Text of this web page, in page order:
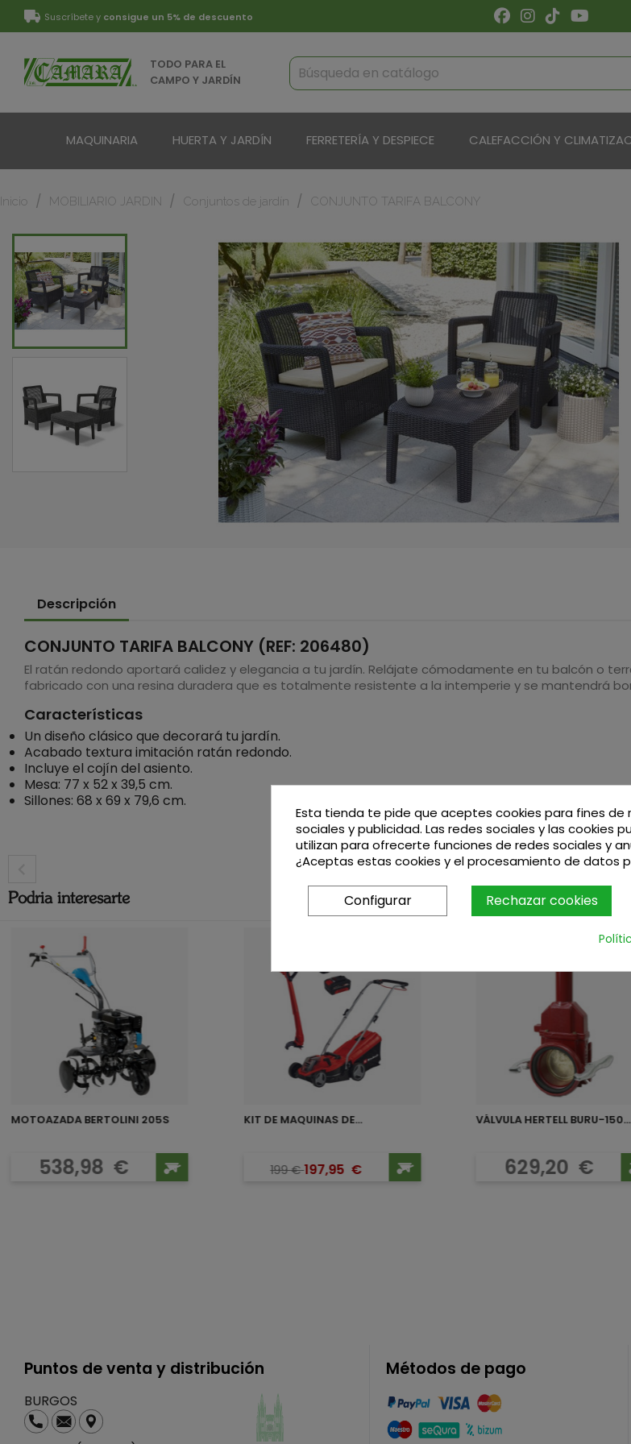
Suscríbete y consigue un 5% de descuento
TODO PARA EL
CAMPO Y JARDÍN
MAQUINARIA HUERTA Y JARDÍN FERRETERÍA Y DESPIECE CALEFACCIÓN Y
Inicio MOBILIARIO JARDIN Conjuntos de jardín CONJUNTO TARIFA BALCONY
Descripción
CONJUNTO TARIFA BALCONY (REF: 206480)
El ratán redondo aportará calidez y elegancia a tu jardín. Relájate cómodamente en tu balcón o
fabricado con una resina duradera que es totalmente resistente a la intemperie y se mantendrá
Características
Un diseño clásico que decorará tu jardín.
Acabado textura imitación ratán redondo.
Incluye el cojín del asiento.
Mesa: 77 x 52 x 39,5 cm.
Sillones: 68 x 69 x 79,6 cm.
Podria interesarte
MOTOAZADA BERTOLINI 205S
Precio
538,98 €
KIT DE MAQUINAS DE...
Precio base
199€Precio
197,95 €
VÁLVULA HERTELL BURU-150...
Precio
629,20 €
Puntos de venta y distribución
BURGOS
Métodos de pago
Esta tienda te pide que aceptes cookies para fines de
sociales y publicidad. Las redes sociales y las cookies
utilizan para ofrecerte funciones de redes sociales y
¿Aceptas estas cookies y el procesamiento de datos
Rechazar cookies
Configurar